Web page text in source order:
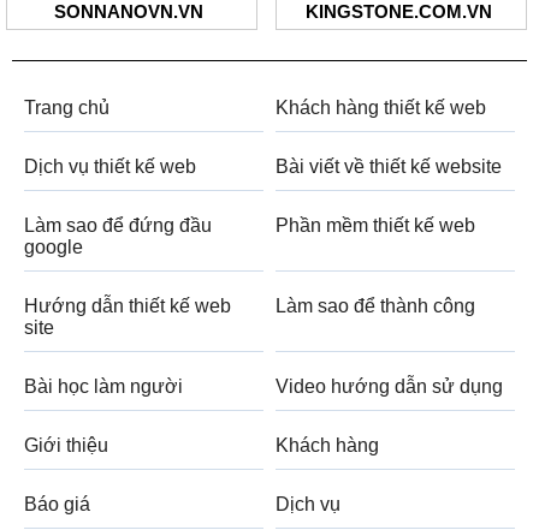
SONNANOVN.VN
KINGSTONE.COM.VN
Trang chủ Khách hàng thiết kế web
Dịch vụ thiết kế web Bài viết về thiết kế website
Làm sao để đứng đầu
google
Phần mềm thiết kế web
Hướng dẫn thiết kế web
site
Làm sao để thành công
Bài học làm người Video hướng dẫn sử dụng
Giới thiệu Khách hàng
Báo giá Dịch vụ